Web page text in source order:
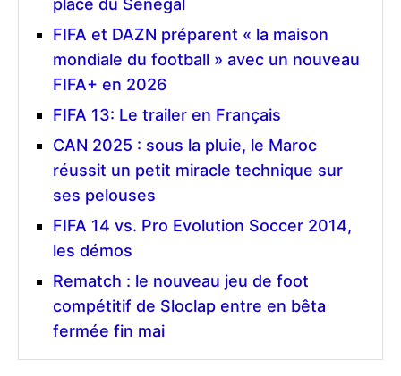
place du Sénégal
FIFA et DAZN préparent « la maison
mondiale du football » avec un nouveau
FIFA+ en 2026
FIFA 13: Le trailer en Français
CAN 2025 : sous la pluie, le Maroc
réussit un petit miracle technique sur
ses pelouses
FIFA 14 vs. Pro Evolution Soccer 2014,
les démos
Rematch : le nouveau jeu de foot
compétitif de Sloclap entre en bêta
fermée fin mai